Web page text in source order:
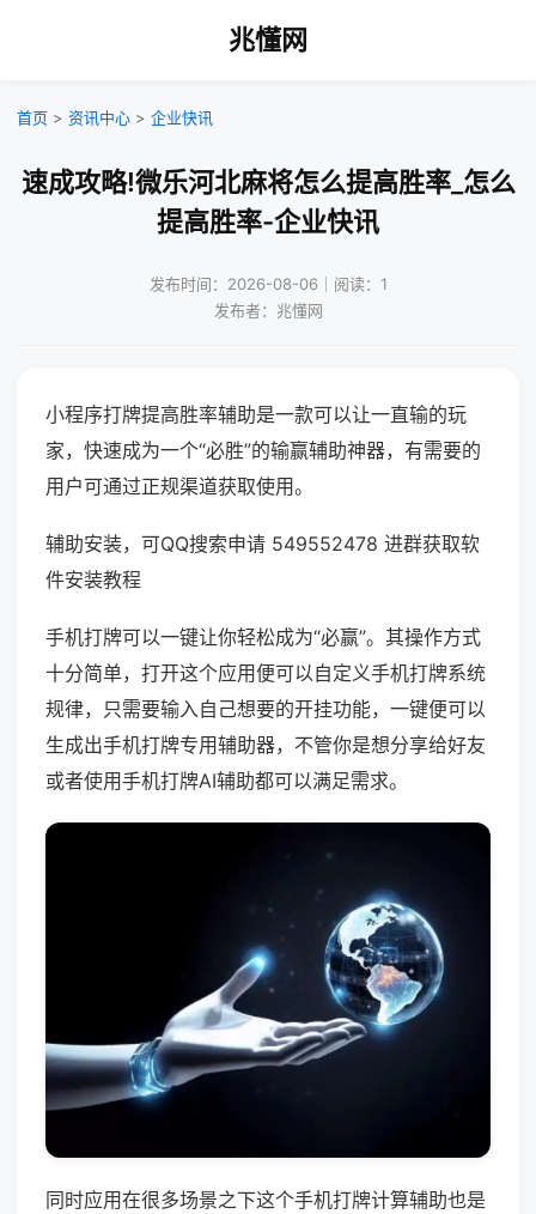
兆懂网
首页 > 资讯中心 > 企业快讯
速成攻略!微乐河北麻将怎么提高胜率_怎么
提高胜率-企业快讯
发布时间：2026-08-06｜阅读：1
发布者：兆懂网
小程序打牌提高胜率辅助是一款可以让一直输的玩
家，快速成为一个“必胜”的输赢辅助神器，有需要的
用户可通过正规渠道获取使用。
辅助安装，可QQ搜索申请 549552478 进群获取软
件安装教程
手机打牌可以一键让你轻松成为“必赢”。其操作方式
十分简单，打开这个应用便可以自定义手机打牌系统
规律，只需要输入自己想要的开挂功能，一键便可以
生成出手机打牌专用辅助器，不管你是想分享给好友
或者使用手机打牌AI辅助都可以满足需求。
同时应用在很多场景之下这个手机打牌计算辅助也是